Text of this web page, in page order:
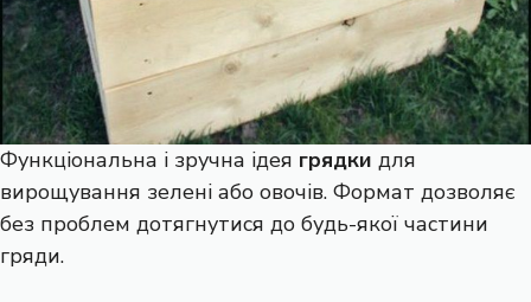
Функціональна і зручна ідея грядки для
вирощування зелені або овочів. Формат дозволяє
без проблем дотягнутися до будь-якої частини
гряди.